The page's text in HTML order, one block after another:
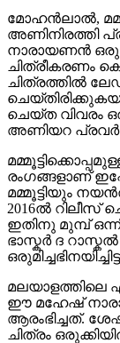
മോഹൻലാൽ,
അണിനിരത്തി
നാരായണൻ
ചിത്രീകരണം
ചിത്രത്തിൽ
ചെയ്ത വിവരം
അണിയറ
രംഗങ്ങളാണ്
മമ്മൂട്ടിയും
2016ൽ
ഇതിനു മുമ്പ്
ഭാസ്കർ ദ
മലയാളത്തിലെ
ഈ മഹേഷ്
ആരംഭിച്ചത്.
ചിത്രം